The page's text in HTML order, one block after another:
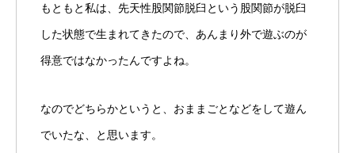
もともと私は、先天性股関節脱臼という股関節が脱臼
した状態で生まれてきたので、あんまり外で遊ぶのが
得意ではなかったんですよね。
なのでどちらかというと、おままごとなどをして遊ん
でいたな、と思います。